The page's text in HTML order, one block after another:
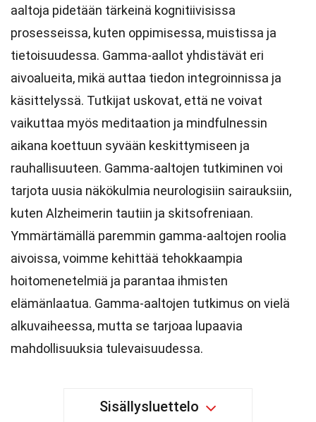
aaltoja pidetään tärkeinä kognitiivisissa
prosesseissa, kuten oppimisessa, muistissa ja
tietoisuudessa. Gamma-aallot yhdistävät eri
aivoalueita, mikä auttaa tiedon integroinnissa ja
käsittelyssä. Tutkijat uskovat, että ne voivat
vaikuttaa myös meditaation ja mindfulnessin
aikana koettuun syvään keskittymiseen ja
rauhallisuuteen. Gamma-aaltojen tutkiminen voi
tarjota uusia näkökulmia neurologisiin sairauksiin,
kuten Alzheimerin tautiin ja skitsofreniaan.
Ymmärtämällä paremmin gamma-aaltojen roolia
aivoissa, voimme kehittää tehokkaampia
hoitomenetelmiä ja parantaa ihmisten
elämänlaatua. Gamma-aaltojen tutkimus on vielä
alkuvaiheessa, mutta se tarjoaa lupaavia
mahdollisuuksia tulevaisuudessa.
Sisällysluettelo